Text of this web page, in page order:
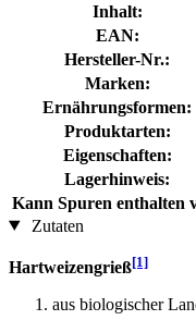
Inhalt:
EAN:
Hersteller-Nr.:
Marken:
Ernährungsformen:
Produktarten:
Eigenschaften:
Lagerhinweis:
Kann Spuren enthalten
Zutaten
Hartweizengrieß[1]
aus biologischer